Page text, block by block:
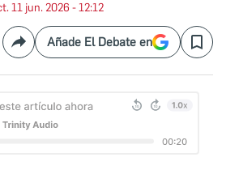
11 jun. 2026 - 12:12
CompartirAñade El Debate en Save